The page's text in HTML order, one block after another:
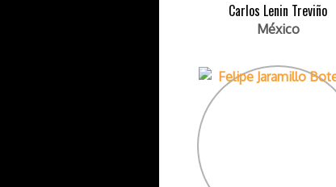
Carlos Lenin Treviño
México